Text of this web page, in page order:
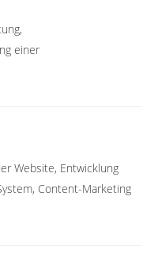
einer
Website, Entwicklung
Content-Marketing